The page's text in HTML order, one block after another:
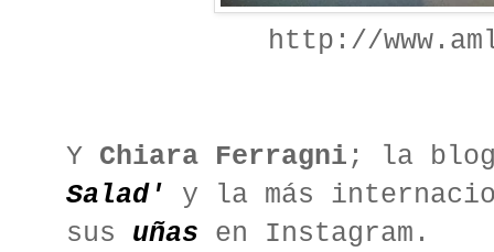
http://
Y Chiara Ferragni ; la
Salad'
y la más
sus uñas en Instagram.